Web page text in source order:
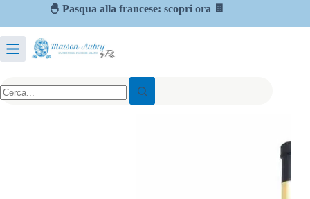
🐣 Pasqua alla francese: scopri ora 🍫